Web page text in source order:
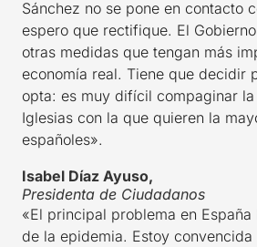
Sánchez no se pone en contacto
espero que rectifique. El
otras medidas que tengan más
economía real. Tiene que decidir
opta: es muy difícil compaginar
Iglesias con la que quieren la
españoles».
Isabel Díaz Ayuso,
Presidenta de Ciudadanos
«El principal problema en
de la epidemia. Estoy